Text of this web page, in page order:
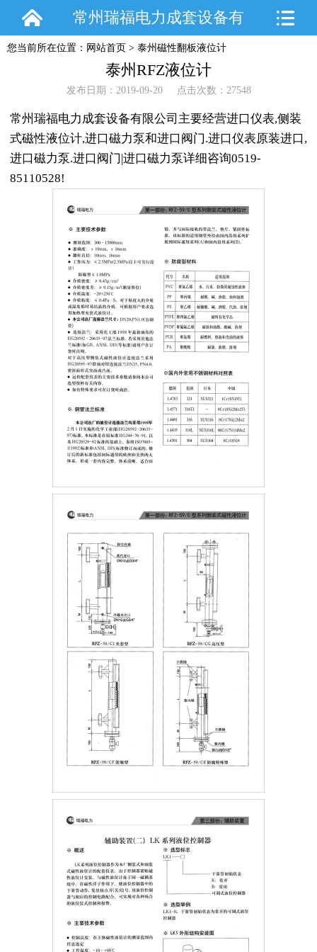
常州瑞福电力成套设备有
限公司
您当前所在位置： 网站首页 > 泰州磁性翻板液位计
泰州RFZ液位计
发布日期：2019-09-20 点击次数：27548
常州瑞福电力成套设备有限公司主要经营进口仪表,侧装
式磁性液位计,进口磁力泵和进口阀门.进口仪表原装进口,
进口磁力泵.进口阀门|进口磁力泵详细咨询0519-
85110528!